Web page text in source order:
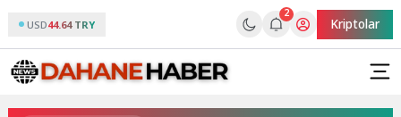
USD44.64 TRY
2
Kriptolar